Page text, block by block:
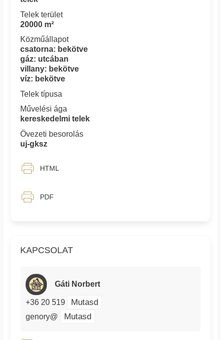
KAPCSOLAT
Gáti Norbert
+36 20 519 Mutasd
genory@ Mutasd
Telek terület
20000 m²
Közműállapot
csatorna: bekötve
gáz: utcában
villany: bekötve
víz: bekötve
Telek típusa
Művelési ága
kereskedelmi telek
Övezeti besorolás
uj-gksz
HTML
PDF